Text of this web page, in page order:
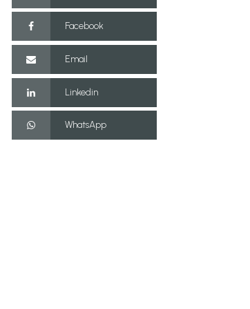
Facebook
Email
Linkedin
WhatsApp